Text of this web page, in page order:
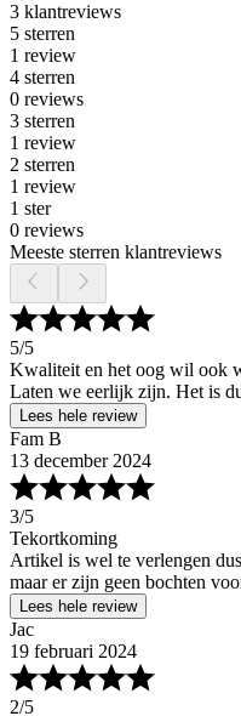
3 klantreviews
5 sterren
1 review
4 sterren
0 reviews
3 sterren
1 review
2 sterren
1 review
1 ster
0 reviews
Meeste sterren klantreviews
5/5
Kwaliteit en het oog wil ook
Laten we eerlijk zijn. Het is
Lees hele review
Fam B
13 december 2024
3/5
Tekortkoming
Artikel is wel te verlengen
maar er zijn geen bochten
Lees hele review
Jac
19 februari 2024
2/5